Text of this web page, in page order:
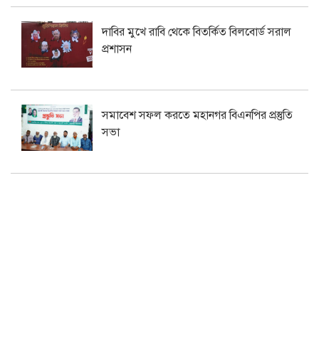
দাবির মুখে রাবি থেকে বিতর্কিত বিলবোর্ড সরাল
প্রশাসন
সমাবেশ সফল করতে মহানগর বিএনপির প্রস্তুতি
সভা